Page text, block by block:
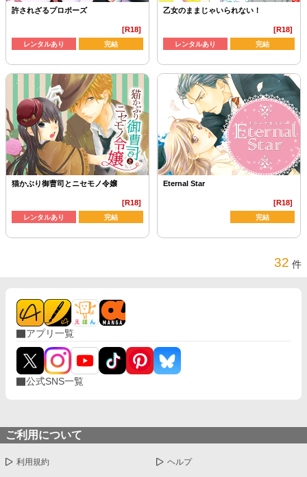
許されざるプロポーズ
[R18]
レンタルあり 完結
乙女のままじゃいられない！
[R18]
レンタルあり 完結
猫かぶり御曹司とニセモノ令嬢
[R18]
レンタルあり 完結
Eternal Star
[R18]
完結
32 件
アプリ一覧
公式SNS一覧
ご利用について
利用規約 ヘルプ